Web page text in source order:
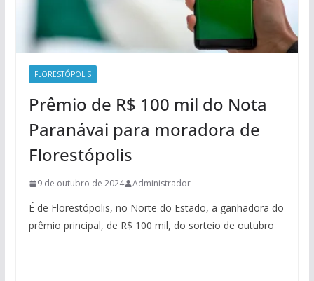
FLORESTÓPOLIS
Prêmio de R$ 100 mil do Nota
Paranávai para moradora de
Florestópolis
9 de outubro de 2024 Administrador
É de Florestópolis, no Norte do Estado, a ganhadora do
prêmio principal, de R$ 100 mil, do sorteio de outubro